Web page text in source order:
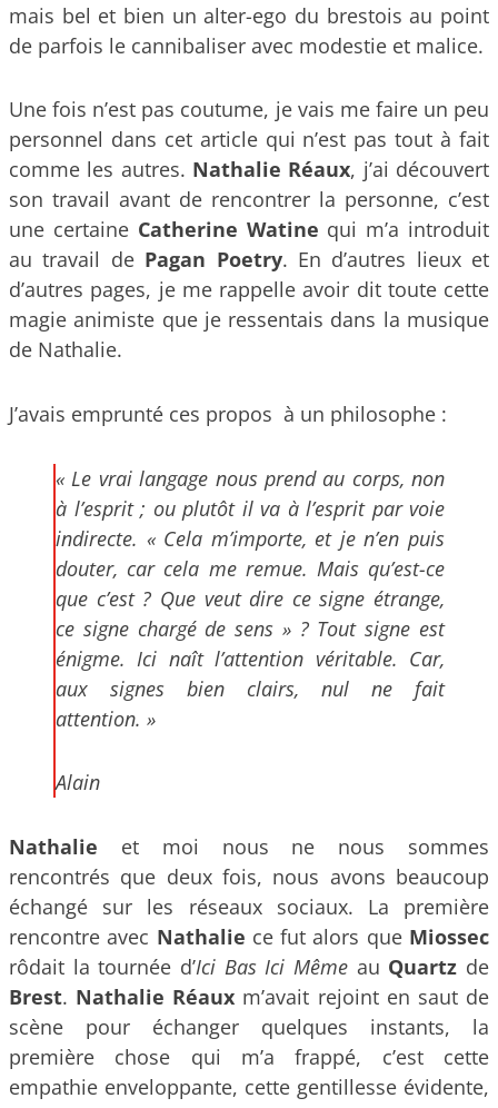
mais bel et bien un alter-ego du brestois au point
de parfois le cannibaliser avec modestie et malice.
Une fois n’est pas coutume, je vais me faire un peu
personnel dans cet article qui n’est pas tout à fait
comme les autres. Nathalie Réaux, j’ai découvert
son travail avant de rencontrer la personne, c’est
une certaine Catherine Watine qui m’a introduit
au travail de Pagan Poetry. En d’autres lieux et
d’autres pages, je me rappelle avoir dit toute cette
magie animiste que je ressentais dans la musique
de Nathalie.
J’avais emprunté ces propos à un philosophe :
« Le vrai langage nous prend au corps, non
à l’esprit ; ou plutôt il va à l’esprit par voie
indirecte. « Cela m’importe, et je n’en puis
douter, car cela me remue. Mais qu’est-ce
que c’est ? Que veut dire ce signe étrange,
ce signe chargé de sens » ? Tout signe est
énigme. Ici naît l’attention véritable. Car,
aux signes bien clairs, nul ne fait
attention. »
Alain
Nathalie et moi nous ne nous sommes
rencontrés que deux fois, nous avons beaucoup
échangé sur les réseaux sociaux. La première
rencontre avec Nathalie ce fut alors que Miossec
rôdait la tournée d’Ici Bas Ici Même au Quartz de
Brest. Nathalie Réaux m’avait rejoint en saut de
scène pour échanger quelques instants, la
première chose qui m’a frappé, c’est cette
empathie enveloppante, cette gentillesse évidente,